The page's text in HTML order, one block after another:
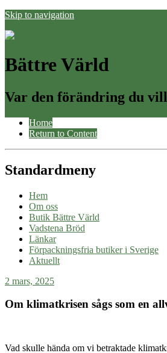
Skip to navigation
Bättre Värld
Var den förändring du vill
Home
Return to Content
Standardmeny
Hem
Om oss
Butik Bättre Värld
Vadstena Bröd
Länkar
Förpackningsfria butiker i Sverige
Aktuellt
2 mars, 2025
Om klimatkrisen sågs som en
Vad skulle hända om vi betraktade